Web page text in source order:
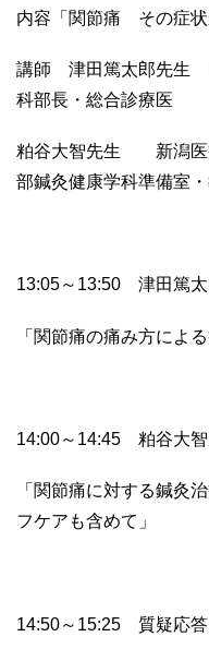
内容「関節痛 その症状
講師 津田篤太郎先生
科部長・総合診療医
粕谷大智先生 新潟医
部鍼灸健康学科準備室
13:05～ 13:50 津田篤
「関節痛の痛み方によ
14:00～ 14:45 粕谷大
「関節痛に対する鍼灸
フケアも含めて」
14:50～ 15:25 質疑応